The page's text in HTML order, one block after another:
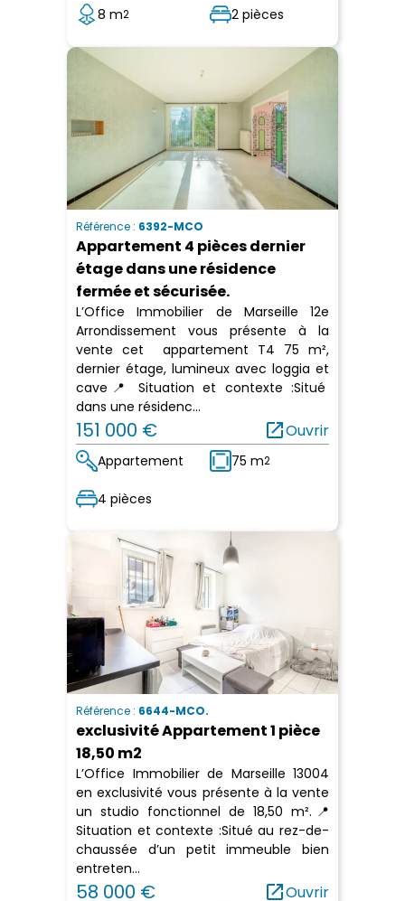
8 m2 2 pièces
Référence : 6392-MCO
Appartement 4 pièces dernier
étage dans une résidence
fermée et sécurisée.
L’Office Immobilier de Marseille 12e
Arrondissement vous présente à la
vente cet appartement T4 75 m²,
dernier étage, lumineux avec loggia et
cave📍 Situation et contexte :Situé
dans une résidenc...
151 000 € open_in_newOuvrir
Appartement 75 m2
4 pièces
Référence : 6644-MCO.
exclusivité Appartement 1 pièce
18,50 m2
L’Office Immobilier de Marseille 13004
en exclusivité vous présente à la vente
un studio fonctionnel de 18,50 m².📍
Situation et contexte :Situé au rez-de-
chaussée d’un petit immeuble bien
entreten...
58 000 € open_in_newOuvrir